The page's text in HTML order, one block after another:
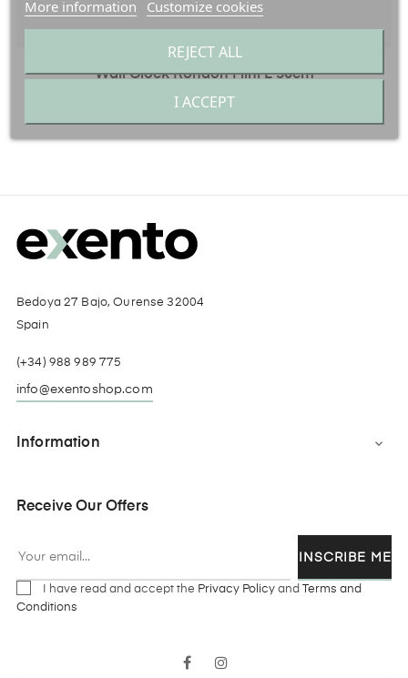
Wall Clock Rondon Mini L 50cm
Price
€295.00
Bedoya 27 Bajo, Ourense 32004
Spain
(+34) 988 989 775
info@exentoshop.com
Information 
Receive Our Offers
INSCRIBE ME
I have read and accept the Privacy Policy and
Terms and
Conditions
Facebook
More information Customize cookies
REJECT ALL
I ACCEPT